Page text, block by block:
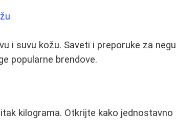
i suvu kožu. Saveti i preporuke za negu
popularne brendove.
kilograma. Otkrijte kako jednostavno